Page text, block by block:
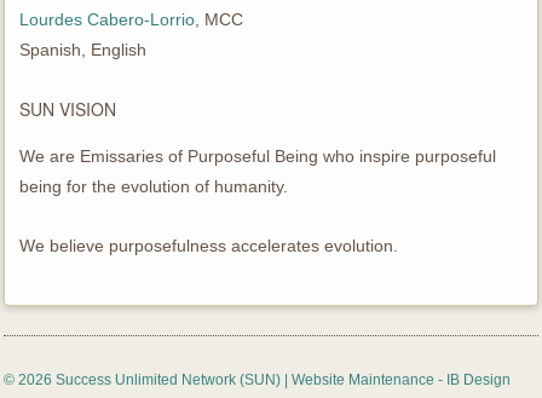
Lourdes Cabero-Lorrio , MCC
Spanish, English
SUN VISION
We are Emissaries of Purposeful Being who inspire purposeful
being for the evolution of humanity.
We believe purposefulness accelerates evolution.
© 2026 Success Unlimited Network (SUN) | Website Maintenance - IB Design